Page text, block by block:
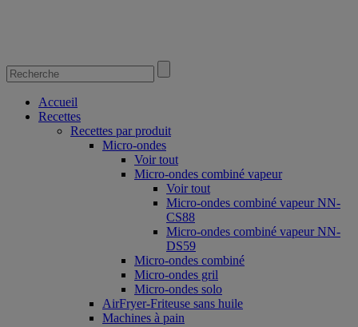
Accueil
Recettes
Recettes par produit
Micro-ondes
Voir tout
Micro-ondes combiné vapeur
Voir tout
Micro-ondes combiné vapeur NN-
CS88
Micro-ondes combiné vapeur NN-
DS59
Micro-ondes combiné
Micro-ondes gril
Micro-ondes solo
AirFryer-Friteuse sans huile
Machines à pain